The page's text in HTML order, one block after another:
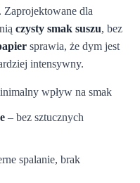
dla
czysty smak suszu, bez
sprawia, że dym jest
intensywny.
wpływ na smak
– bez sztucznych
spalanie, brak